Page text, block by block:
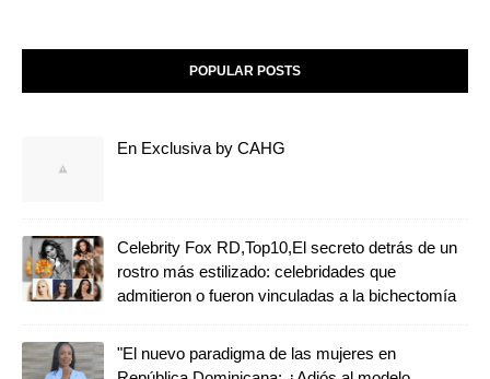
POPULAR POSTS
En Exclusiva by CAHG
Celebrity Fox RD,Top10,El secreto detrás de un
rostro más estilizado: celebridades que
admitieron o fueron vinculadas a la bichectomía
"El nuevo paradigma de las mujeres en